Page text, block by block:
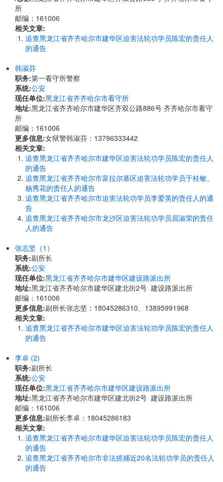
所
邮编：161006
相关文章:
追查黑龙江省齐齐哈尔市建华区迫害法轮功学员陈宏的责任人
的通告
韩淑芬
职务:第一看守所警察
系统:公安
现任单位:黑龙江省齐齐哈尔市看守所
地址:黑龙江省齐齐哈尔市建华区齐双公路886号 齐齐哈尔市看守
所
邮编：161006
更多信息:女狱警韩淑芬：13796333442
相关文章:
追查黑龙江省齐齐哈尔市建华区迫害法轮功学员陈宏的责任人
的通告
追查黑龙江省齐齐哈尔市富拉尔基区迫害法轮功学员于桂敏、
杨秀花的责任人的通告
追查黑龙江省齐齐哈尔市迫害法轮功学员李爱英的责任人的通
告
追查黑龙江省齐齐哈尔市龙沙区迫害法轮功学员屈淑荣的责任
人的通告
张志坚（1）
职务:副所长
系统:公安
现任单位:黑龙江省齐齐哈尔市建华区建设路派出所
地址:黑龙江省齐齐哈尔市建华区建北街2号 建设路派出所
邮编：161006
更多信息:副所长张志坚：18045286310、13895991968
相关文章:
追查黑龙江省齐齐哈尔市建华区迫害法轮功学员陈宏的责任人
的通告
李卓 (2)
职务:副所长
系统:公安
现任单位:黑龙江省齐齐哈尔市建华区建设路派出所
地址:黑龙江省齐齐哈尔市建华区建北街2号 建设路派出所
邮编：161006
更多信息:副所长李卓：18045286183
相关文章:
追查黑龙江省齐齐哈尔市建华区迫害法轮功学员陈宏的责任人
的通告
追查黑龙江省齐齐哈尔市非法抓捕近20名法轮功学员的责任人
的通告